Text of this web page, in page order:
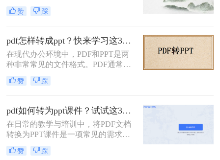
行演示和分享。PDF文件因其良好的
排版和跨平台兼容性而广受欢迎，但
势。那么pdf如何转化为ppt呢？本文
将介绍三种将PDF转化为PPT的方
法。
赞 踩
pdf怎样转成ppt？快来学习这3种转换方法!！
在现代办公环境中，PDF和PPT是两
种非常常见的文件格式。PDF通常用
于文档的存储和分享，而PPT则更适
合于制作演示文稿。有时，您可能需
行编辑或展示。那么pdf怎样转成ppt
呢？本文将详细介绍几种常用的方法
来完成这一任务。
赞 踩
pdf如何转为ppt课件？试试这3种转换方法!
在日常的教学与培训中，将PDF文档
转换为PPT课件是一项常见的需求。
PDF文件以其良好的稳定性和安全
性，常被用于文档的存储和分享。然
赞 踩